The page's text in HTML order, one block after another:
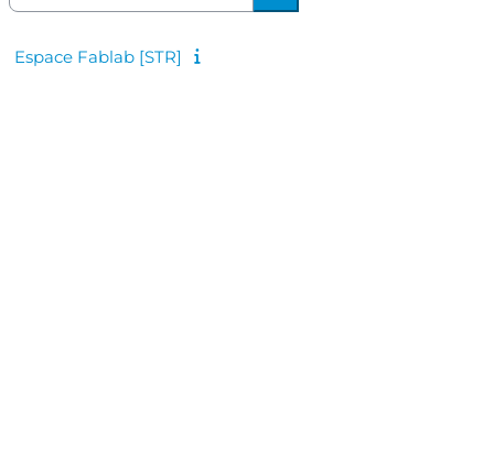
Rechercher des cours
Espace Fablab [STR]